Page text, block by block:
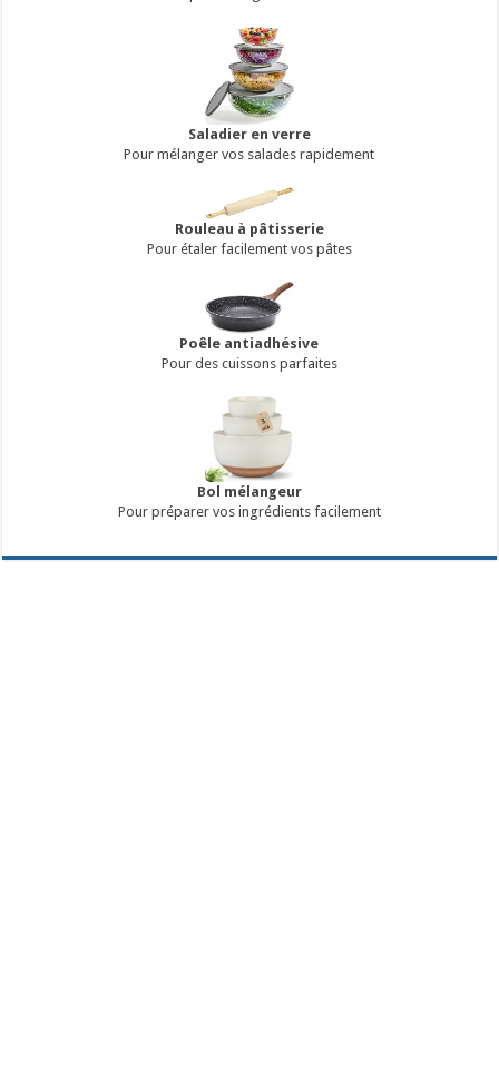
Saladier en verre
Pour mélanger vos salades rapidement
Rouleau à pâtisserie
Pour étaler facilement vos pâtes
Poêle antiadhésive
Pour des cuissons parfaites
Bol mélangeur
Pour préparer vos ingrédients facilement